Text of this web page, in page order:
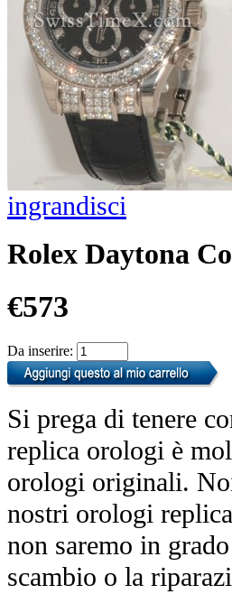
ingrandisci
Rolex Daytona
€573
Da inserire:
Si prega di tenere
replica orologi è
orologi originali.
nostri orologi
non saremo in
scambio o la